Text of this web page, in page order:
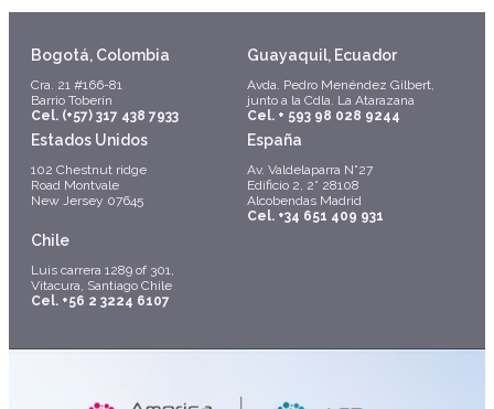
Bogotá, Colombia
Cra. 21 #166-81
Barrio Toberín
Cel. (+57) 317 438 7933
Guayaquil, Ecuador
Avda. Pedro Menéndez Gilbert,
junto a la Cdla. La Atarazana
Cel. + 593 98 028 9244
Estados Unidos
102 Chestnut ridge
Road Montvale
New Jersey 07645
España
Av. Valdelaparra N°27
Edificio 2, 2° 28108
Alcobendas Madrid
Cel. +34 651 409 931
Chile
Luis carrera 1289 of 301,
Vitacura, Santiago Chile
Cel. +56 2 3224 6107